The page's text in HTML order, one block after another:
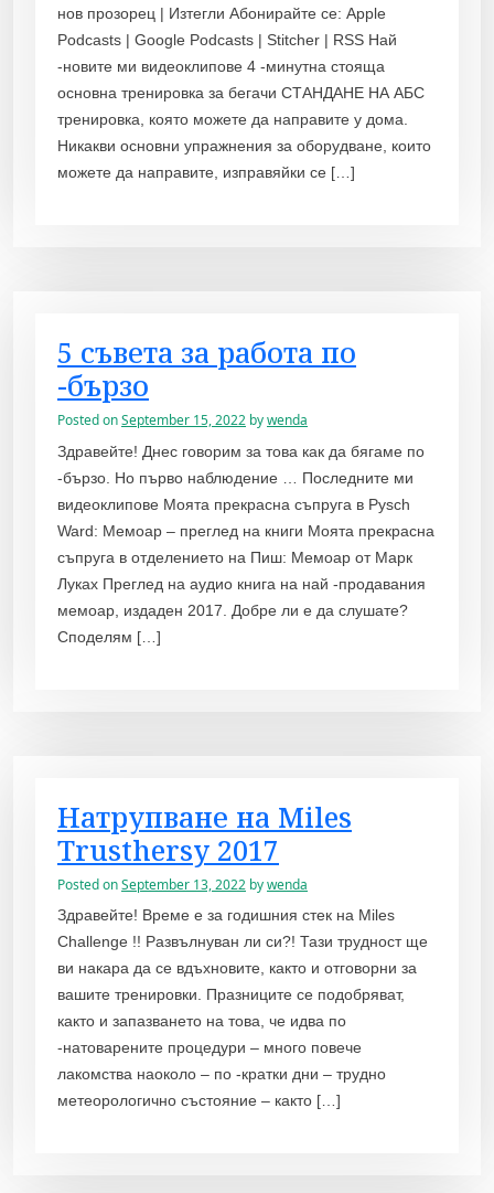
нов прозорец | Изтегли Абонирайте се: Apple
Podcasts | Google Podcasts | Stitcher | RSS Най
-новите ми видеоклипове 4 -минутна стояща
основна тренировка за бегачи СТАНДАНЕ НА АБС
тренировка, която можете да направите у дома.
Никакви основни упражнения за оборудване, които
можете да направите, изправяйки се […]
5 съвета за работа по
-бързо
Posted onSeptember 15, 2022 bywenda
Здравейте! Днес говорим за това как да бягаме по
-бързо. Но първо наблюдение … Последните ми
видеоклипове Моята прекрасна съпруга в Pysch
Ward: Мемоар – преглед на книги Моята прекрасна
съпруга в отделението на Пиш: Мемоар от Марк
Луках Преглед на аудио книга на най -продавания
мемоар, издаден 2017. Добре ли е да слушате?
Споделям […]
Натрупване на Miles
Trusthersy 2017
Posted onSeptember 13, 2022 bywenda
Здравейте! Време е за годишния стек на Miles
Challenge !! Развълнуван ли си?! Тази трудност ще
ви накара да се вдъхновите, както и отговорни за
вашите тренировки. Празниците се подобряват,
както и запазването на това, че идва по
-натоварените процедури – много повече
лакомства наоколо – по -кратки дни – трудно
метеорологично състояние – както […]